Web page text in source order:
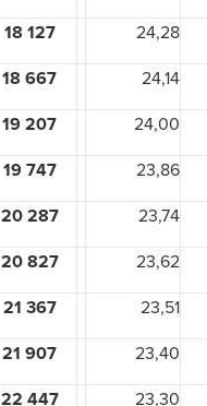
18 127 24,28
18 667 24,14
19 207 24,00
19 747 23,86
20 287 23,74
20 827 23,62
21 367 23,51
21 907 23,40
22 447 23,30